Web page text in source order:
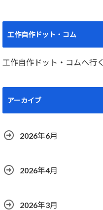
工作自作ドット・コム
工作自作ドット・コムへ行く
アーカイブ
2026年6月
2026年4月
2026年3月